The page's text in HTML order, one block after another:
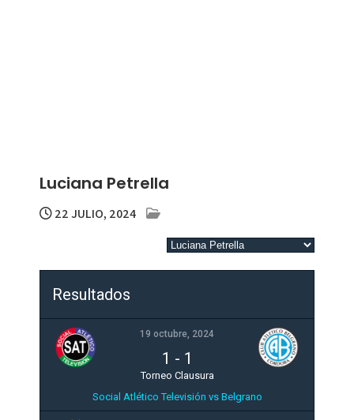
Luciana Petrella
22 JULIO, 2024
Resultados
19 octubre, 2024
1 - 1
Torneo Clausura
Social Atlético Televisión vs Belgrano